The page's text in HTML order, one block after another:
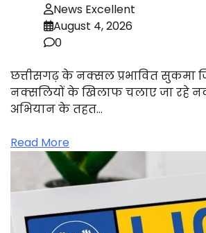
News Excellent
August 4, 2026
0
छत्तीसगढ़ के नक्सल प्रभावित सुकमा
नक्सलियों के खिलाफ चलाए जा रहे
अभियान के तहत…
Read More